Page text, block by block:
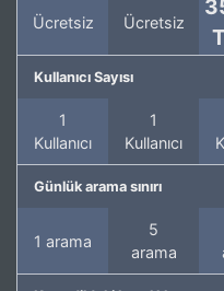
Ücretsiz Ücretsiz
Kullanıcı Sayısı
1
Kullanıcı
1
Kullanıcı
Günlük arama sınırı
1 arama
5
arama